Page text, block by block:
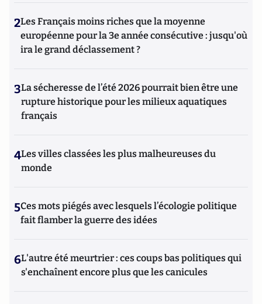
2Les Français moins riches que la moyenne
européenne pour la 3e année consécutive : jusqu'où
ira le grand déclassement ?
3La sécheresse de l’été 2026 pourrait bien être une
rupture historique pour les milieux aquatiques
français
4Les villes classées les plus malheureuses du
monde
5Ces mots piégés avec lesquels l’écologie politique
fait flamber la guerre des idées
6L'autre été meurtrier : ces coups bas politiques qui
s'enchaînent encore plus que les canicules